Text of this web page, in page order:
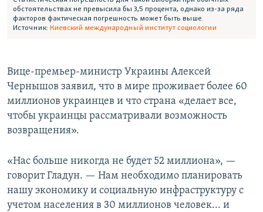
Вице-премьер-министр Украины Алексей
Чернышов заявил, что в мире проживает более 60
миллионов украинцев и что страна «делает все,
чтобы украинцы рассматривали возможность
возвращения».
«Нас больше никогда не будет 52 миллиона», —
говорит Гладун. — Нам необходимо планировать
нашу экономику и социальную инфраструктуру с
учетом населения в 30 миллионов человек... и